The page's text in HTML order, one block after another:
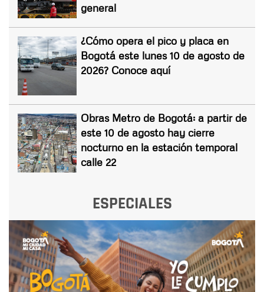
general
¿Cómo opera el pico y placa en
Bogotá este lunes 10 de agosto de
2026? Conoce aquí
Obras Metro de Bogotá: a partir de
este 10 de agosto hay cierre
nocturno en la estación temporal
calle 22
ESPECIALES